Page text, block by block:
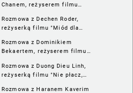
Chanem, reżyserem filmu
Rozmowa z Dechen Roder,
reżyserką filmu "Miód dla
Rozmowa z Dominikiem
Bekaertem, reżyserem filmu
Rozmowa z Duong Dieu Linh,
reżyserką filmu "Nie płacz,
Rozmowa z Haranem Kaverim